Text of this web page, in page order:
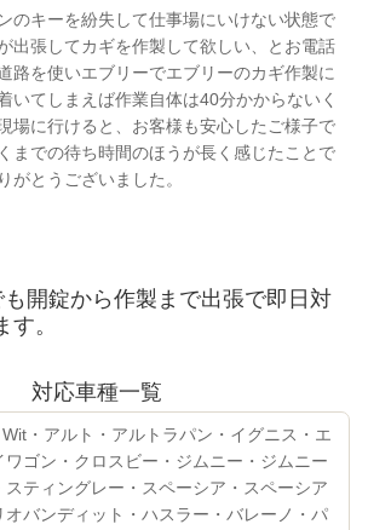
のキーを紛失して仕事場にいけない状態で
出張してカギを作製して欲しい、とお電話
路を使いエブリーでエブリーのカギ作製に
いてしまえば作業自体は40分かからないく
場に行けると、お客様も安心したご様子で
までの待ち時間のほうが長く感じたことで
とうございました。
開錠から作製まで出張で即日対
。
対応車種一覧
・アルト・アルトラパン・イグニス・エ
ワゴン・クロスビー・ジムニー・ジムニー
スティングレー・スペーシア・スペーシア
オバンディット・ハスラー・バレーノ・パ